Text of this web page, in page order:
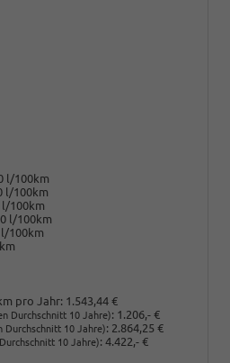
l/100km
l/100km
l/100km
l/100km
l/100km
pro Jahr: 1.543,44 €
Durchschnitt 10 Jahre): 1.206,- €
Durchschnitt 10 Jahre): 2.864,25 €
10 Jahre): 4.422,- €